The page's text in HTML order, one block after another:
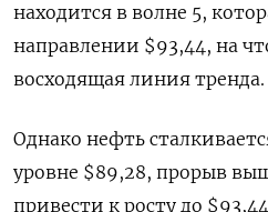
находится в волне 5,
направлении $93,44, на
восходящая линия тренда.
Однако нефть
уровне $89,28, прорыв
привести к росту до